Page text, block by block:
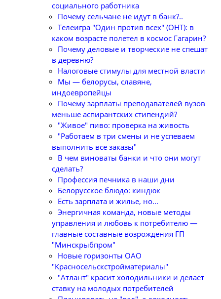
социального работника
Почему сельчане не идут в банк?..
Телеигра "Один против всех" (ОНТ): в
каком возрасте полетел в космос Гагарин?
Почему деловые и творческие не спешат
в деревню?
Налоговые стимулы для местной власти
Мы — белорусы, славяне,
индоевропейцы
Почему зарплаты преподавателей вузов
меньше аспирантских стипендий?
"Живое" пиво: проверка на живость
"Работаем в три смены и не успеваем
выполнить все заказы"
В чем виноваты банки и что они могут
сделать?
Профессия печника в наши дни
Белорусское блюдо: киндюк
Есть зарплата и жилье, но...
Энергичная команда, новые методы
управления и любовь к потребителю —
главные составные возрождения ГП
"Минскрыбпром"
Новые горизонты ОАО
"Красносельскстройматериалы"
"Атлант" красит холодильники и делает
ставку на молодых потребителей